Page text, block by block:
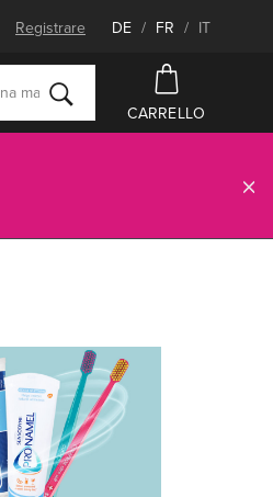
Registrare DE / FR / IT
CARRELLO